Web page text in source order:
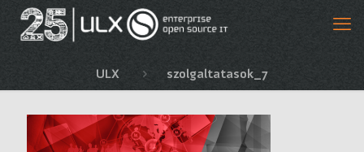
ULX szolgaltatasok_7